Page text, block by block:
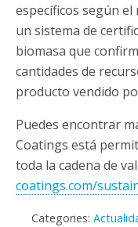
específicos según el
un sistema de
biomasa que
cantidades de
producto vendido
Puedes encontrar
Coatings está
toda la cadena de
coatings.com/
Categories: